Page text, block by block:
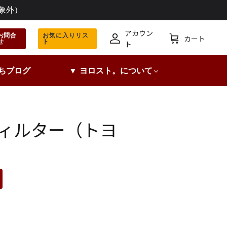
外）
問合 お気に入りリス
ト
ン
アカウン
ト
カ
カート
ブログ ▼ ヨロスト。について
ルター（トヨ